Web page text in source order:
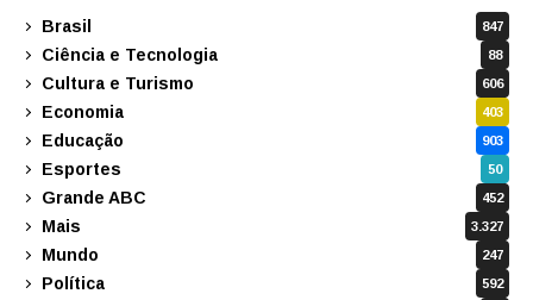
Brasil 847
Ciência e Tecnologia 88
Cultura e Turismo 606
Economia 403
Educação 903
Esportes 50
Grande ABC 452
Mais 3.327
Mundo 247
Política 592